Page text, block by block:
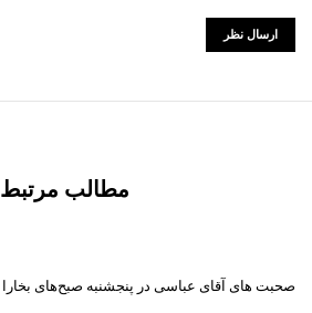
مطالب مرتبط
صحبت های آقای عباسی در پنجشنبه صبح‌های بخارا